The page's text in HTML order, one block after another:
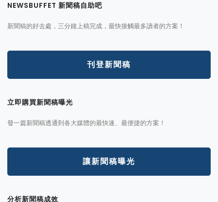
NEWSBUFFET 新聞稿自助吧
新聞稿的好去處，三分鐘上稿完成，最快接觸最多讀者的方案！
刊登新聞稿
立即購買新聞稿曝光
發一篇新聞稿透通到各大媒體的最快速、最便捷的方案！
讓新聞稿曝光
分析新聞稿成效